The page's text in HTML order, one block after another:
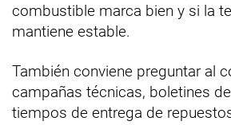
combustible marca bien y si la
mantiene estable.
También conviene preguntar al
campañas técnicas, boletines
tiempos de entrega de